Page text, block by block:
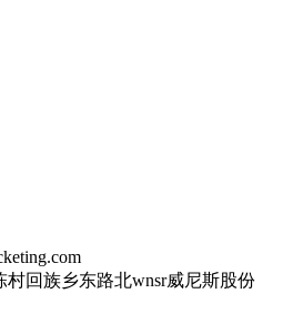
回族乡东路北wnsr威尼斯股份